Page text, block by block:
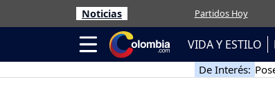
Noticias Partidos Hoy
VIDA Y ESTILO
De Interés: